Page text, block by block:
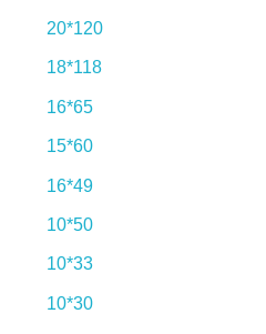
20*120
18*118
16*65
15*60
16*49
10*50
10*33
10*30